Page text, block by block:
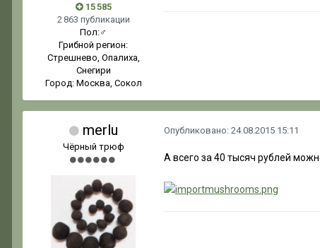
15 585
2 863 публикации
Пол:♂
Грибной регион:
Стрешнево, Опалиха,
Снегири
Город: Москва, Сокол
merlu
Чёрный трюф
Опубликовано: 24.08.2015 15:11
А всего за 40 тысяч рублей